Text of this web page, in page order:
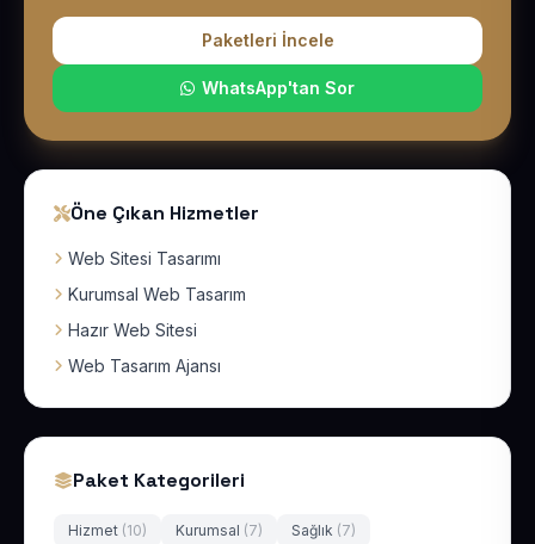
Paketleri İncele
WhatsApp'tan Sor
Öne Çıkan Hizmetler
Web Sitesi Tasarımı
Kurumsal Web Tasarım
Hazır Web Sitesi
Web Tasarım Ajansı
Paket Kategorileri
Hizmet (10) Kurumsal (7) Sağlık (7)